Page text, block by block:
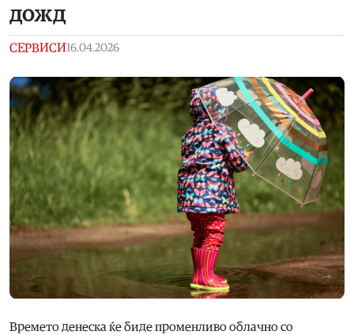
дожд
СЕРВИСИ16.04.2026
Времето денеска ќе биде променливо облачно со